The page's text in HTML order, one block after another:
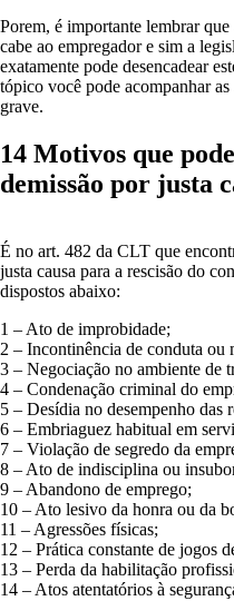
Porem, é importante lembrar
cabe ao empregador e sim a
exatamente pode desencadear
tópico você pode acompanhar
grave.
14 Motivos que
demissão por justa
É no art. 482 da CLT que
justa causa para a rescisão do
dispostos abaixo:
1 – Ato de improbidade;
2 – Incontinência de conduta ou
3 – Negociação no ambiente de
4 – Condenação criminal do
5 – Desídia no desempenho das
6 – Embriaguez habitual em
7 – Violação de segredo da
8 – Ato de indisciplina ou
9 – Abandono de emprego;
10 – Ato lesivo da honra ou da
11 – Agressões físicas;
12 – Prática constante de jogos
13 – Perda da habilitação
14 – Atos atentatórios à